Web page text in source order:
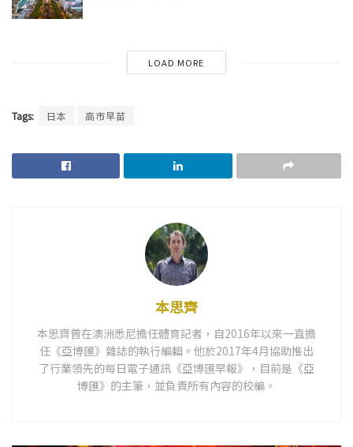
LOAD MORE
Tags: 日本 高市早苗
本思齊
本思齊曾在澳洲悉尼擔任體育記者，自2016年以來一直擔
任《亞博匯》雜誌的執行編輯。他於2017年4月協助推出
了行業領先的每日電子通訊《亞博匯早報》，目前是《亞
博匯》的主筆，並負責所有內容的校編。